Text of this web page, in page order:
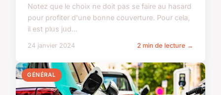
Notez que le choix ne doit pas se faire au hasard
pour profiter d'une bonne couverture. Pour cela,
il est plus jud...
24 janvier 2024 2 min de lecture →
GÉNÉRAL